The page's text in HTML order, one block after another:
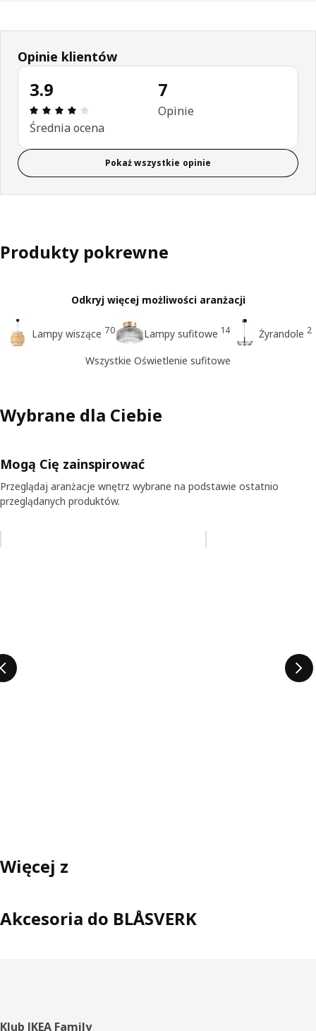
Opinie klientów
3.9
Opinia: 3.9 na 5 gwiazdki. Recenzje ogółem: 7
Średnia ocena
7
Opinie
Pokaż wszystkie opinie
Produkty pokrewne
Odkryj więcej możliwości aranżacji
Lampy wiszące 70 Lampy sufitowe 14 Żyrandole 2
Wszystkie Oświetlenie sufitowe
Wybrane dla Ciebie
Mogą Cię zainspirować
Przeglądaj aranżacje wnętrz wybrane na podstawie ostatnio
przeglądanych produktów.
Więcej z
Akcesoria do BLÅSVERK
Klub IKEA Family